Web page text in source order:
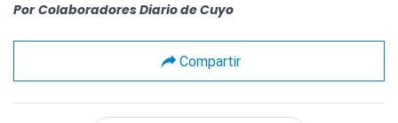
Por Colaboradores Diario de Cuyo
Compartir